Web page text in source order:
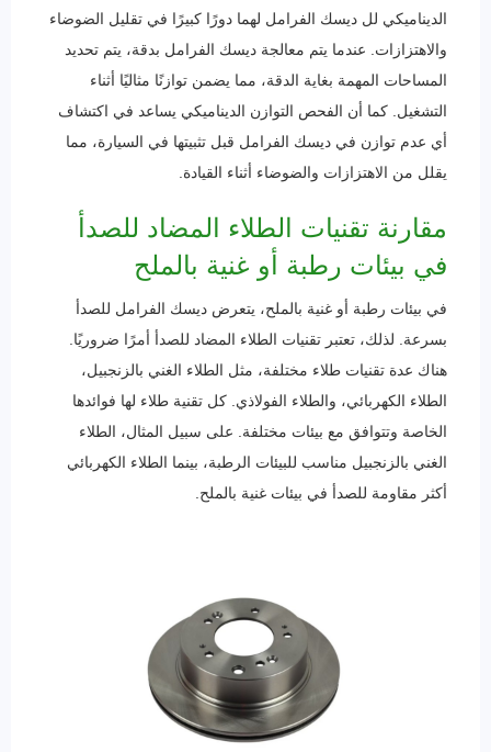
الديناميكي لل ديسك الفرامل لهما دورًا كبيرًا في تقليل الضوضاء
والاهتزازات. عندما يتم معالجة ديسك الفرامل بدقة، يتم تحديد
المساحات المهمة بغاية الدقة، مما يضمن توازنًا مثاليًا أثناء
التشغيل. كما أن الفحص التوازن الديناميكي يساعد في اكتشاف
أي عدم توازن في ديسك الفرامل قبل تثبيتها في السيارة، مما
يقلل من الاهتزازات والضوضاء أثناء القيادة.
مقارنة تقنيات الطلاء المضاد للصدأ
في بيئات رطبة أو غنية بالملح
في بيئات رطبة أو غنية بالملح، يتعرض ديسك الفرامل للصدأ
بسرعة. لذلك، تعتبر تقنيات الطلاء المضاد للصدأ أمرًا ضروريًا.
هناك عدة تقنيات طلاء مختلفة، مثل الطلاء الغني بالزنجبيل،
الطلاء الكهربائي، والطلاء الفولاذي. كل تقنية طلاء لها فوائدها
الخاصة وتتوافق مع بيئات مختلفة. على سبيل المثال، الطلاء
الغني بالزنجبيل مناسب للبيئات الرطبة، بينما الطلاء الكهربائي
أكثر مقاومة للصدأ في بيئات غنية بالملح.